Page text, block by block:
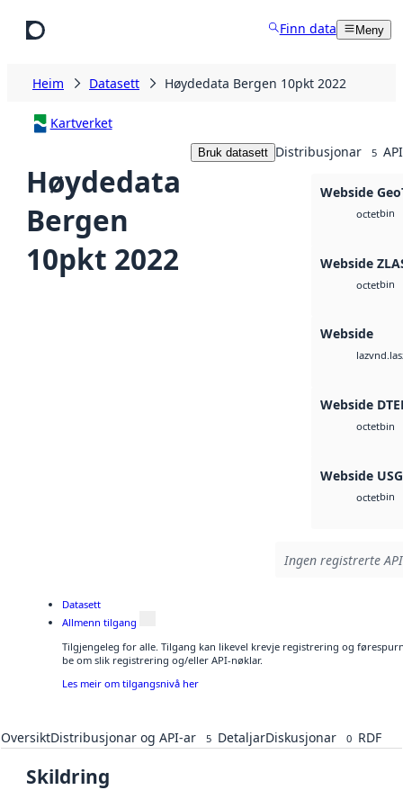
Finn data Meny
Heim Datasett Høydedata Bergen 10pkt 2022
Kartverket
Høydedata
Bergen
10pkt 2022
Bruk datasett Distribusjonar 5
Webside
octetbin
Webside
octetbin
Webside
laz
Webside
octetbin
Webside
octetbin
Ingen registrerte
Datasett
Allmenn tilgang
Tilgjengeleg for alle. Tilgang kan likevel krevje registrering og
be om slik registrering og/eller API-nøklar.
Les meir om tilgangsnivå her
OversiktDistribusjonar og API-ar 5 DetaljarDiskusjonar 0 RDF
Skildring